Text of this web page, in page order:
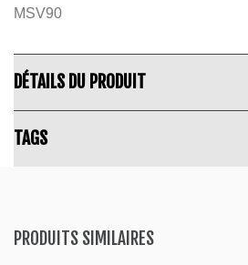
MSV90
DÉTAILS DU PRODUIT
TAGS
PRODUITS SIMILAIRES